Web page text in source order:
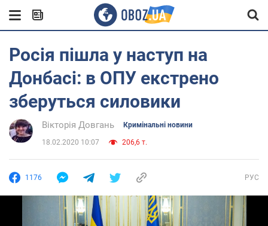
Росія пішла у наступ на
Донбасі: в ОПУ екстрено
зберуться силовики
Вікторія Довгань Кримінальні новини
18.02.2020 10:07 206,6 т.
1176 РУС